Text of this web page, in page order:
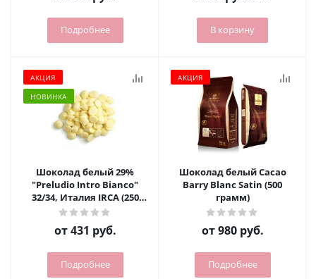
Подробнее В корзину
АКЦИЯ
НОВИНКА
Шоколад белый 29%
"Preludio Intro Bianco"
32/34, Италия IRCA (250
грамм)
от431 руб.
Подробнее
АКЦИЯ
Шоколад белый Cacao
Barry Blanc Satin (500
грамм)
от980 руб.
Подробнее